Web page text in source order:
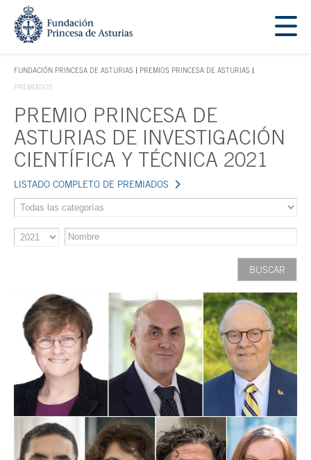
Saltar navegación. Ir directamente al contenido principal
FUNDACIÓN PRINCESA DE ASTURIAS
TECLA DE ACCESO 1
PREMIOS PRINCESA DE ASTURIAS
PREMIADOS
Contenido principal
PREMIO PRINCESA DE
ASTURIAS DE INVESTIGACIÓN
CIENTÍFICA Y TÉCNICA 2021
LISTADO COMPLETO DE PREMIADOS